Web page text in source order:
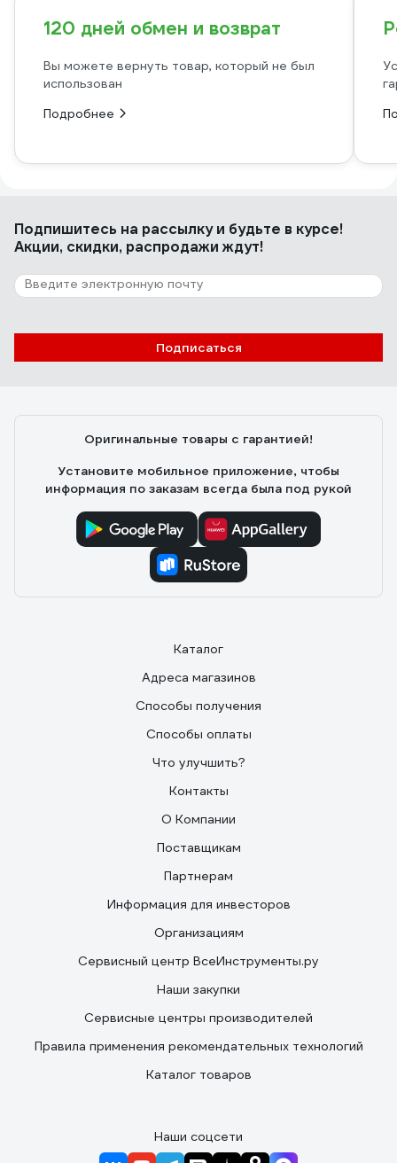
120 дней обмен и возврат
Вы можете вернуть товар, который не был
использован
Подробнее
Подпишитесь на рассылкуи будьте в курсе!
Акции, скидки, распродажи ждут!
Подписаться
Оригинальные товары с гарантией!
Установите мобильное приложение, чтобы
информация по заказам всегда была под рукой
Каталог
Адреса магазинов
Способы получения
Способы оплаты
Что улучшить?
Контакты
О Компании
Поставщикам
Партнерам
Информация для инвесторов
Организациям
Сервисный центр ВсеИнструменты.ру
Наши закупки
Сервисные центры производителей
Правила применения рекомендательных технологий
Каталог товаров
Наши соцсети